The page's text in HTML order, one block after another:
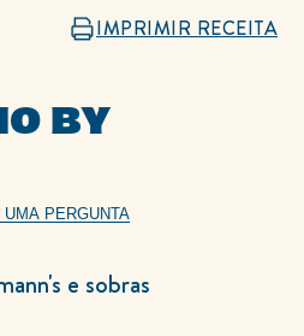
IMPRIMIR RECEITA
BY
UMA PERGUNTA
e sobras